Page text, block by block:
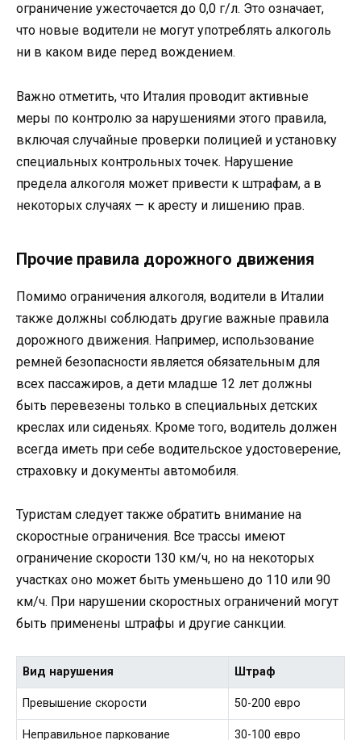
ограничение ужесточается до 0,0 г/л. Это означает,
что новые водители не могут употреблять алкоголь
ни в каком виде перед вождением.
Важно отметить, что Италия проводит активные
меры по контролю за нарушениями этого правила,
включая случайные проверки полицией и установку
специальных контрольных точек. Нарушение
предела алкоголя может привести к штрафам, а в
некоторых случаях — к аресту и лишению прав.
Прочие правила дорожного движения
Помимо ограничения алкоголя, водители в Италии
также должны соблюдать другие важные правила
дорожного движения. Например, использование
ремней безопасности является обязательным для
всех пассажиров, а дети младше 12 лет должны
быть перевезены только в специальных детских
креслах или сиденьях. Кроме того, водитель должен
всегда иметь при себе водительское удостоверение,
страховку и документы автомобиля.
Туристам следует также обратить внимание на
скоростные ограничения. Все трассы имеют
ограничение скорости 130 км/ч, но на некоторых
участках оно может быть уменьшено до 110 или 90
км/ч. При нарушении скоростных ограничений могут
быть применены штрафы и другие санкции.
Вид нарушения Штраф
Превышение скорости 50-200 евро
Неправильное паркование 30-100 евро